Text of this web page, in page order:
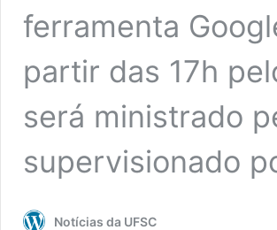
ferramenta
partir das 17h
será ministrado
supervisionado
Notícias da UFSC